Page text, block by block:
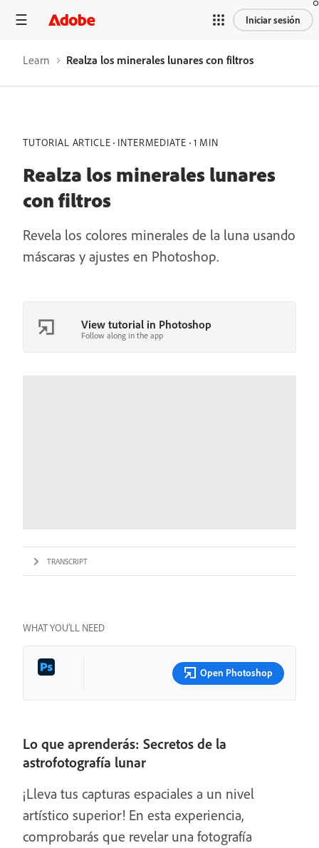
Iniciar sesión
Learn Realza los minerales lunares con filtros
TUTORIAL ARTICLE INTERMEDIATE 1 MIN
Realza los minerales lunares
con filtros
Revela los colores minerales de la luna usando
máscaras y ajustes en Photoshop.
View tutorial in Photoshop
Follow along in the app
TRANSCRIPT
WHAT YOU’LL NEED
Open Photoshop
Lo que aprenderás: Secretos de la
astrofotografía lunar
¡Lleva tus capturas espaciales a un nivel
artístico superior! En esta experiencia,
comprobarás que revelar una fotografía